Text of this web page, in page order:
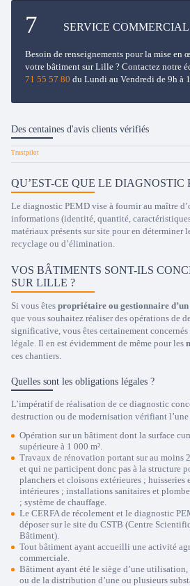
SERVICE COMMERCIAL
Besoin de renseignements pour la mise en
votre bâtiment sur Lille ? Contactez notre
71 55 57 80 du Lundi au Vendredi de 9h à
Des centaines d'avis clients vérifiés
Trustpilot
QU’EST-CE QUE LE DIAGNOSTIC
Le diagnostic PEMD vise à fournir au maître
informations (identité, quantité,
matériaux présents sur site pour en déterminer
recyclage ou d’élimination.
VOS BÂTIMENTS SONT-ILS
SUR LILLE ?
Si vous êtes propriétaire ou gestionnaire
que vous souhaitez réaliser des opérations de
significative, vous êtes certainement
légale. Il en est évidemment de même pour les
ces chantiers.
Quelles sont les obligations légales ?
L’impératif de réalisation de ce diagnostic
destruction ou de modernisation vérifiant
Opération sur un bâtiment dont la surface
supérieure à 1 000 m².
Travaux de rénovation portant sur au moins
et qui ne participent donc pas à la structure
planchers et cloisons extérieures ; huisseries
intérieures ; installations sanitaires et
; système de chauffage.
Le CERFA de récolement et le diagnostic
déposer sur le site du CSTB (Centre
Bâtiment).
Tout bâtiment ayant accueilli une activité
commerciale.
Bâtiment ayant été le siège d’une
ou de la distribution d’une ou plusieurs